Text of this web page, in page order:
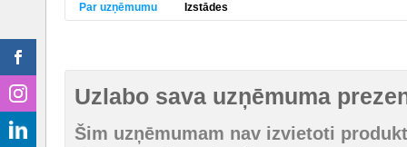
Par uzņēmumu Izstādes
Uzlabo sava uzņēmuma
Šim uzņēmumam nav izvietoti